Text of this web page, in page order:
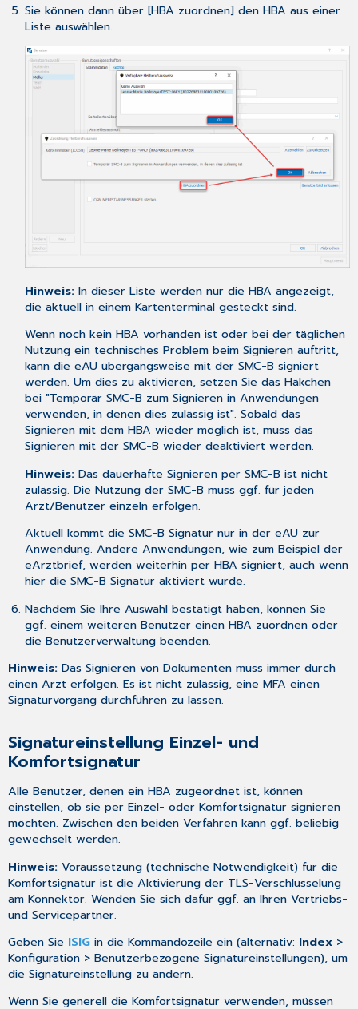
Sie können dann über [HBA zuordnen] den HBA aus einer
Liste auswählen.
Hinweis: In dieser Liste werden nur die HBA angezeigt,
die aktuell in einem Kartenterminal gesteckt sind.
Wenn noch kein HBA vorhanden ist oder bei der täglichen
Nutzung ein technisches Problem beim Signieren auftritt,
kann die eAU übergangsweise mit der SMC-B signiert
werden. Um dies zu aktivieren, setzen Sie das Häkchen
bei "Temporär SMC-B zum Signieren in Anwendungen
verwenden, in denen dies zulässig ist". Sobald das
Signieren mit dem HBA wieder möglich ist, muss das
Signieren mit der SMC-B wieder deaktiviert werden.
Hinweis: Das dauerhafte Signieren per SMC-B ist nicht
zulässig. Die Nutzung der SMC-B muss ggf. für jeden
Arzt/Benutzer einzeln erfolgen.
Aktuell kommt die SMC-B Signatur nur in der eAU zur
Anwendung. Andere Anwendungen, wie zum Beispiel der
eArztbrief, werden weiterhin per HBA signiert, auch wenn
hier die SMC-B Signatur aktiviert wurde.
Nachdem Sie Ihre Auswahl bestätigt haben, können Sie
ggf. einem weiteren Benutzer einen HBA zuordnen oder
die Benutzerverwaltung beenden.
Hinweis:Das Signieren von Dokumenten muss immer durch
einen Arzt erfolgen. Es ist nicht zulässig, eine MFA einen
Signaturvorgang durchführen zu lassen.
Signatureinstellung Einzel- und
Komfortsignatur
Alle Benutzer, denen ein HBA zugeordnet ist, können
einstellen, ob sie per Einzel- oder Komfortsignatur signieren
möchten. Zwischen den beiden Verfahren kann ggf. beliebig
gewechselt werden.
Hinweis:Voraussetzung (technische Notwendigkeit) für die
Komfortsignatur ist die Aktivierung der TLS-Verschlüsselung
am Konnektor. Wenden Sie sich dafür ggf. an Ihren Vertriebs-
und Servicepartner.
Geben Sie ISIG in die Kommandozeile ein (alternativ: Index >
Konfiguration > Benutzerbezogene Signatureinstellungen), um
die Signatureinstellung zu ändern.
Wenn Sie generell die Komfortsignatur verwenden, müssen